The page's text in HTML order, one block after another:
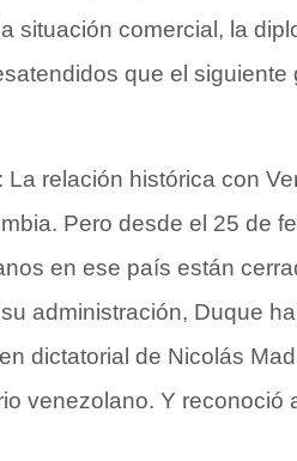
situación comercial, la
que el siguiente
relación histórica con
Pero desde el 25 de
en ese país están
administración, Duque
dictatorial de Nicolás
venezolano. Y reconoció